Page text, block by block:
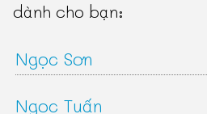
dành cho bạn:
Ngọc Sơn
Ngọc Tuấn